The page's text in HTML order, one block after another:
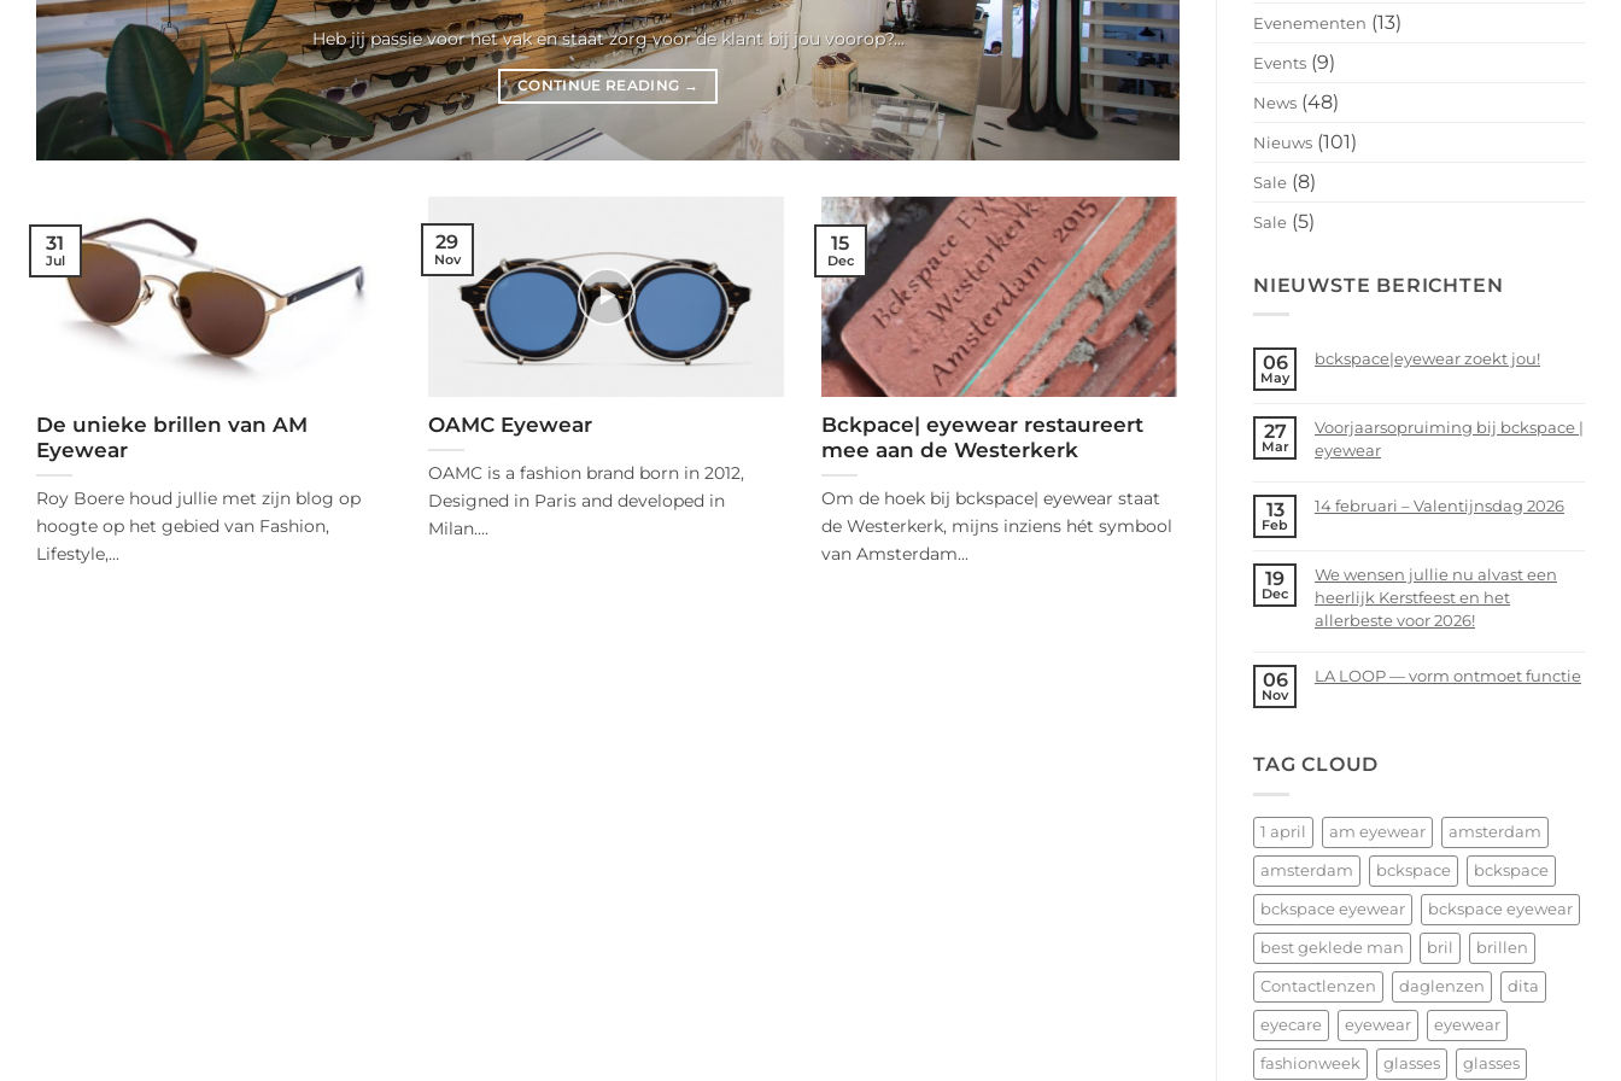
Heb jij passie voor het vak en staat zorg voor de klant bij jou voorop?...
CONTINUE READING →
De unieke brillen van AM
Eyewear
Roy Boere houd jullie met zijn blog op
hoogte op het gebied van Fashion,
Lifestyle,...
31
Jul
OAMC Eyewear
OAMC is a fashion brand born in 2012,
Designed in Paris and developed in
Milan....
29
Nov
Bckpace| eyewear restaureert
mee aan de Westerkerk
Om de hoek bij bckspace| eyewear staat
de Westerkerk, mijns inziens hét symbool
van Amsterdam...
15
Dec
Evenementen (13)
Events (9)
News (48)
Nieuws (101)
Sale (8)
Sale (5)
NIEUWSTE BERICHTEN
06
May
bckspace|eyewear zoekt jou!
on
bckspace|eyewear
jou!
27
Mar
Voorjaarsopruiming bij bckspace |
eyewear
Comments
bij
bckspace
|
13
Feb
14 februari – Valentijnsdag 2026
on
14
februari
Valentijnsdag
19
Dec
We wensen jullie nu alvast een
heerlijk Kerstfeest en het
allerbeste voor 2026!
Comments
jullie
een
heerlijk
Kerstfeest
en
het
allerbeste
voor
2026!
06
Nov
LA LOOP — vorm ontmoet functie
LA
—
vorm
ontmoet
functie
TAG CLOUD
1 april am eyewear amsterdam
amsterdam bckspace bckspace
bckspace eyewear bckspace eyewear
best geklede man bril brillen
Contactlenzen daglenzen dita
eyecare eyewear eyewear
fashionweek glasses glasses